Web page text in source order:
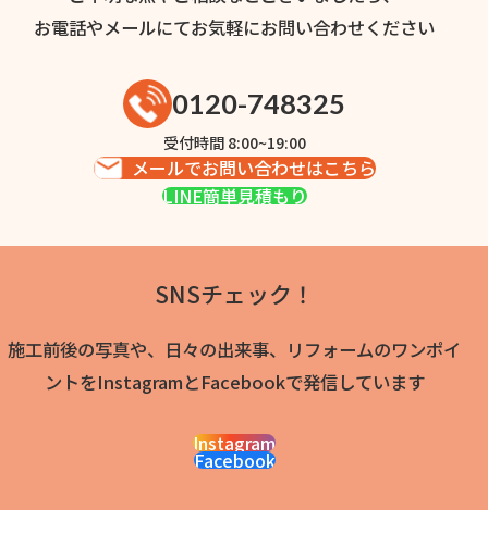
お電話やメールにてお気軽にお問い合わせください
0120-748325
受付時間 8:00~19:00
メールでお問い合わせはこちら
LINE簡単見積もり
SNSチェック！
施工前後の写真や、日々の出来事、リフォームのワンポイ
ントをInstagramとFacebookで発信しています
Instagram
Facebook